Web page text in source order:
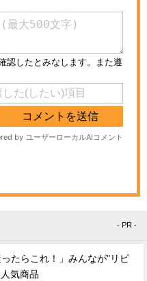
- PR -
ったらこれ！」みんなが"リピ
気商品